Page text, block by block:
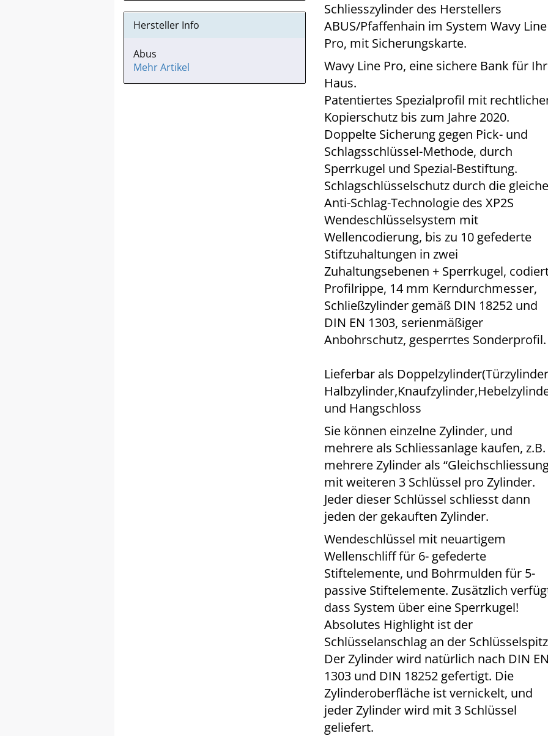
Schliesszylinder des Herstellers
ABUS/Pfaffenhain im System Wavy Line
Pro, mit Sicherungskarte.
Wavy Line Pro, eine sichere Bank für Ihr
Haus.
Patentiertes Spezialprofil mit
Kopierschutz bis zum Jahre 2020.
Doppelte Sicherung gegen Pick- und
Schlagsschlüssel-Methode, durch
Sperrkugel und Spezial-Bestiftung.
Schlagschlüsselschutz durch die
Anti-Schlag-Technologie des XP2S
Wendeschlüsselsystem mit
Wellencodierung, bis zu 10 gefederte
Stiftzuhaltungen in zwei
Zuhaltungsebenen + Sperrkugel,
Profilrippe, 14 mm Kerndurchmesser,
Schließzylinder gemäß DIN 18252 und
DIN EN 1303, serienmäßiger
Anbohrschutz, gesperrtes Sonderprofil.
Lieferbar als
und Hangschloss
Sie können einzelne Zylinder, und
mehrere als Schliessanlage kaufen, z.B.
mehrere Zylinder als
mit weiteren 3 Schlüssel pro Zylinder.
Jeder dieser Schlüssel schliesst dann
jeden der gekauften Zylinder.
Wendeschlüssel mit neuartigem
Wellenschliff für 6- gefederte
Stiftelemente, und Bohrmulden für 5-
passive Stiftelemente. Zusätzlich
dass System über eine Sperrkugel!
Absolutes Highlight ist der
Schlüsselanschlag an der
Der Zylinder wird natürlich nach DIN
1303 und DIN 18252 gefertigt. Die
Zylinderoberfläche ist vernickelt, und
jeder Zylinder wird mit 3 Schlüssel
geliefert.
Hersteller Info
Abus
Mehr Artikel